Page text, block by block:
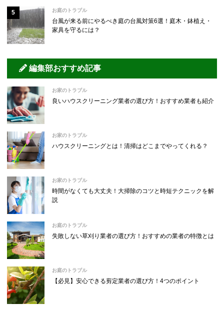
お庭のトラブル
台風が来る前にやるべき庭の台風対策6選！庭木・鉢植え・
家具を守るには？
編集部おすすめ記事
お家のトラブル
良いハウスクリーニング業者の選び方！おすすめ業者も紹介
お家のトラブル
ハウスクリーニングとは！清掃はどこまでやってくれる？
お家のトラブル
時間がなくても大丈夫！大掃除のコツと時短テクニックを解
説
お庭のトラブル
失敗しない草刈り業者の選び方！おすすめの業者の特徴とは
お庭のトラブル
【必見】安心できる剪定業者の選び方！4つのポイント